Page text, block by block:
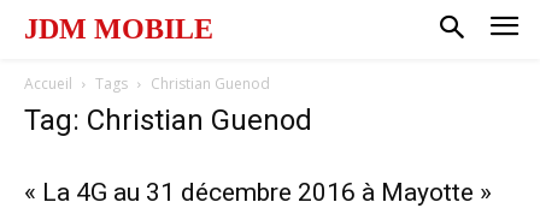
JDM MOBILE
Accueil Tags Christian Guenod
Tag: Christian Guenod
« La 4G au 31 décembre 2016 à Mayotte »